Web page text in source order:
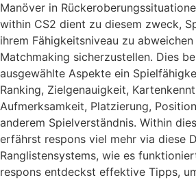
Manöver in
within CS2 dient zu diesem zweck,
ihrem Fähigkeitsniveau zu
Matchmaking sicherzustellen. Dies
ausgewählte Aspekte ein
Ranking, Zielgenauigkeit,
Aufmerksamkeit, Platzierung,
anderem Spielverständnis. Within
erfährst respons viel mehr via diese
Ranglistensystems, wie es
respons entdeckst effektive Tipps,